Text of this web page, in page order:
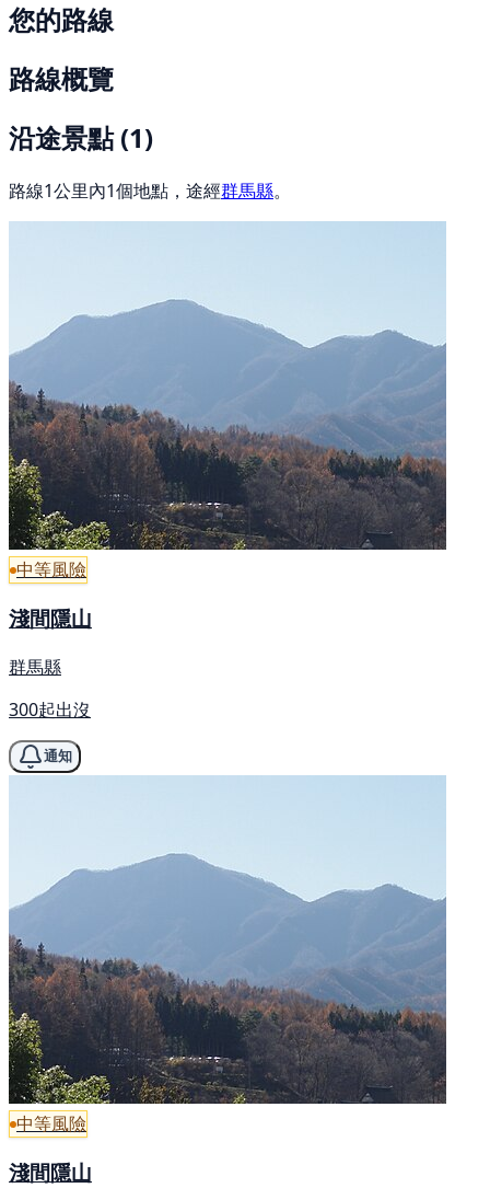
您的路線
路線概覽
沿途景點(1)
路線1公里內1個地點，途經群馬縣。
中等風險
淺間隱山
群馬縣
300起出沒
通知
中等風險
淺間隱山